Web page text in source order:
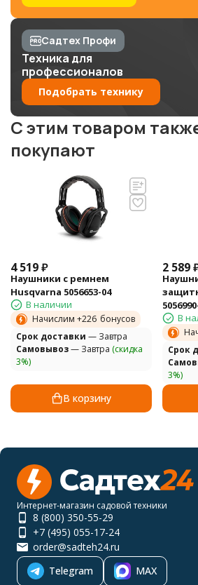
Садтех Профи
Техника для
профессионалов
Подобрать технику
C этим товаром
покупают
4 519₽
Наушники с ремнем
Husqvarna 5056653-04
В наличии
Начислим +226 бонусов
Cрок доставки — Завтра
Самовывоз— Завтра (скидка
3%)
В корзину
2 589
В
Cрок
3%)
Интернет-магазин садовой техники
8 (800) 350-55-29
+7 (495) 055-17-24
order@sadteh24.ru
Telegram
MAX